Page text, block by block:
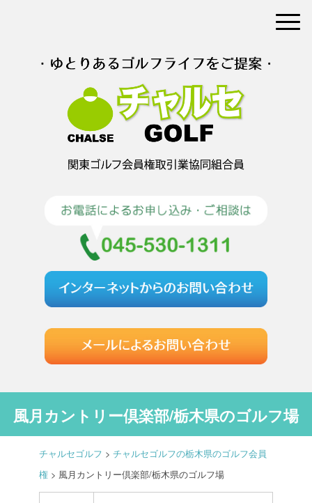
風月カントリー倶楽部/栃木県のゴルフ場
チャルセゴルフ > チャルセゴルフの栃木県のゴルフ会員
権 > 風月カントリー倶楽部/栃木県のゴルフ場